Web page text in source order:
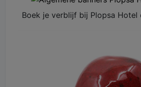
Boek je verblijf bij Plopsa